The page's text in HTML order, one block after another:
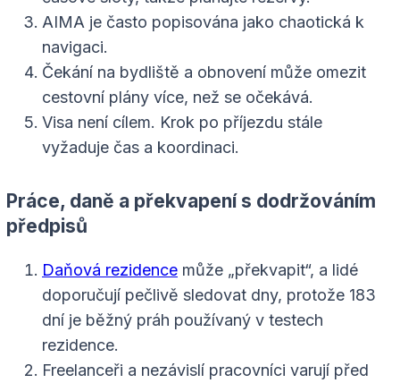
AIMA je často popisována jako chaotická k
navigaci.
Čekání na bydliště a obnovení může omezit
cestovní plány více, než se očekává.
Visa není cílem. Krok po příjezdu stále
vyžaduje čas a koordinaci.
Práce, daně a překvapení s dodržováním
předpisů
Daňová rezidence může „překvapit“, a lidé
doporučují pečlivě sledovat dny, protože 183
dní je běžný práh používaný v testech
rezidence.
Freelanceři a nezávislí pracovníci varují před